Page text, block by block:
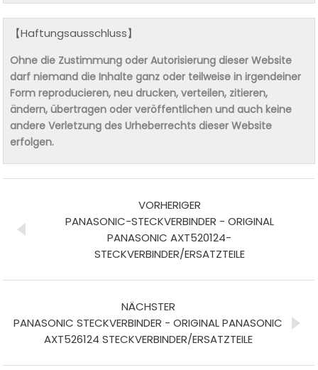
【Haftungsausschluss】
Ohne die Zustimmung oder Autorisierung dieser Website
darf niemand die Inhalte ganz oder teilweise in irgendeiner
Form reproducieren, neu drucken, verteilen, zitieren,
ändern, übertragen oder veröffentlichen und auch keine
andere Verletzung des Urheberrechts dieser Website
erfolgen.
VORHERIGER
PANASONIC-STECKVERBINDER - ORIGINAL
PANASONIC AXT520124-
STECKVERBINDER/ERSATZTEILE
NÄCHSTER
PANASONIC STECKVERBINDER - ORIGINAL PANASONIC
AXT526124 STECKVERBINDER/ERSATZTEILE